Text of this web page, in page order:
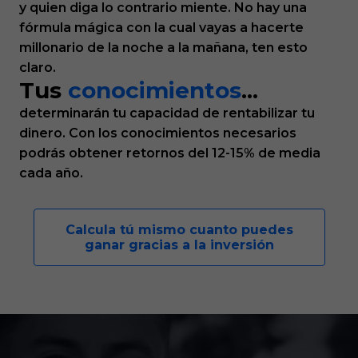
y quien diga lo contrario miente. No hay una
fórmula mágica con la cual vayas a hacerte
millonario de la noche a la mañana, ten esto
claro.
Tus conocimientos...
determinarán tu capacidad de rentabilizar tu
dinero. Con los conocimientos necesarios
podrás obtener retornos del 12-15% de media
cada año.
Calcula tú mismo cuanto puedes
ganar gracias a la inversión